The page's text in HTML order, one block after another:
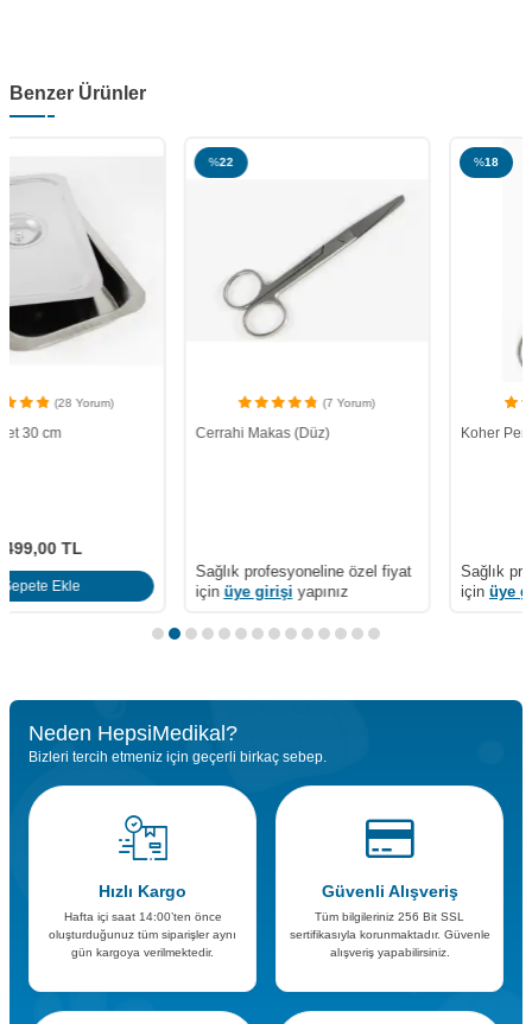
Benzer Ürünler
Cerrahi Makas (Düz)
Sağlık profesyoneline özel fiyat
için üye girişi yapınız
Koher Pensi
Sağlık profesyoneline özel fiyat
içinüye girişi
Neden HepsiMedikal?
Bizleri tercih etmeniz için geçerli birkaç sebep.
Hızlı Kargo
Hafta içi saat 14:00’ten önce
oluşturduğunuz tüm siparişler aynı
gün kargoya verilmektedir.
Güvenli Alışveriş
Tüm bilgileriniz 256 Bit SSL
sertifikasıyla korunmaktadır. Güvenle
alışveriş yapabilirsiniz.